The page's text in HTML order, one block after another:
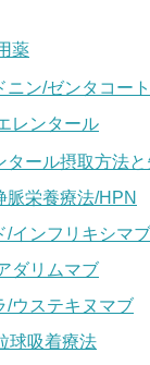
薬
ニン/ゼンタコート
レンタール
タール摂取方法
脈栄養療法/HPN
/インフリキシマブ
ダリムマブ
/ウステキヌマブ
球吸着療法